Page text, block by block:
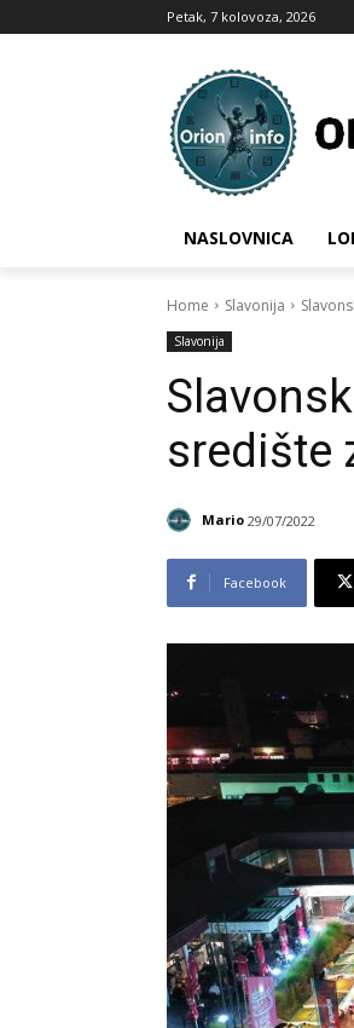
Petak, 7 kolovoza, 2026
NASLOVNICA
Home Slavonija
Slavonija
središte
Mario 29/07/2022
Facebook